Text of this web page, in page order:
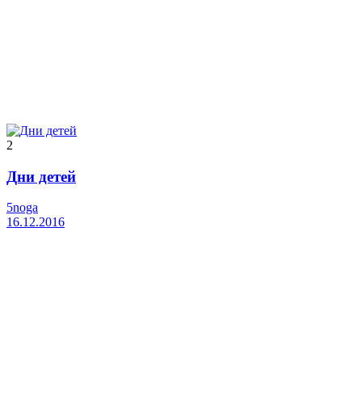
2
Дни детей
5noga
16.12.2016